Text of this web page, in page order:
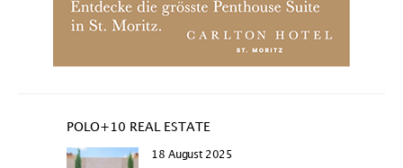
POLO+10 REAL ESTATE
18 August 2025